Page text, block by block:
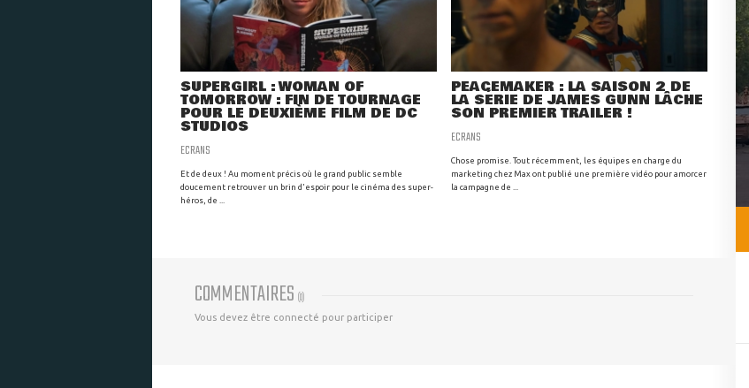
SUPERGIRL : WOMAN OF
TOMORROW : FIN DE TOURNAGE
POUR LE DEUXIÈME FILM DE DC
STUDIOS
ECRANS
Et de deux ! Au moment précis où le grand public semble
doucement retrouver un brin d'espoir pour le cinéma des super-
héros, de ...
PEACEMAKER : LA SAISON 2 DE
LA SÉRIE DE JAMES GUNN LÂCHE
SON PREMIER TRAILER !
ECRANS
Chose promise. Tout récemment, les équipes en charge du
marketing chez Max ont publié une première vidéo pour amorcer
la campagne de ...
COMMENTAIRES (0)
Vous devez être connecté pour participer